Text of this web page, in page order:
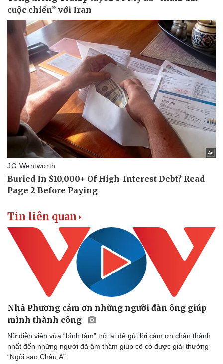
Sức khỏe
Dinh dưỡng - món ngon
Cây thuốc
Sản phụ khoa
Nhi khoa
Nam khoa
Làm đẹp - giảm cân
Ăn sạch sống khỏe
Đời sống
Nhà đẹp
Blog
Tin liên quan
Nhã Phương cảm ơn những người đàn ông giúp
mình thành công
Nữ diễn viên vừa “bình tâm” trở lại để gửi lời cảm ơn chân thành
nhất đến những người đã âm thầm giúp cô có được giải thưởng
“Ngôi sao Châu Á”.